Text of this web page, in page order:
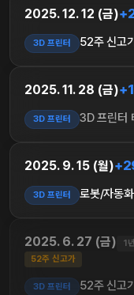
2025. 12. 12 (금)
3D 프린터 52주 신고
2025. 11. 28 (금)
3D 프린터 3D 프린터
2025. 9. 15 (월)
3D 프린터 로봇/자동화
2025. 6. 27 (금) 1
52주 신고가
3D 프린터 52주 신고